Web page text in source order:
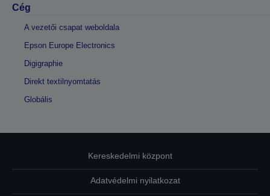
Cég
A vezetői csapat weboldala
Epson Europe Electronics
Digigraphie
Direkt textilnyomtatás
Globális
Kereskedelmi központ
Adatvédelmi nyilatkozat